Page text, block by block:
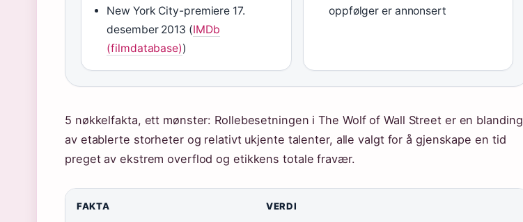
New York City-premiere 17.
desember 2013 (IMDb
(filmdatabase))
oppfølger er annonsert
5 nøkkelfakta, ett mønster: Rollebesetningen i The Wolf of Wall Street er en blanding
av etablerte storheter og relativt ukjente talenter, alle valgt for å gjenskape en tid
preget av ekstrem overflod og etikkens totale fravær.
FAKTA VERDI